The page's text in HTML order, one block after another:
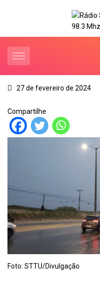
27 de fevereiro de 2024
Compartilhe
Foto: STTU/Divulgação